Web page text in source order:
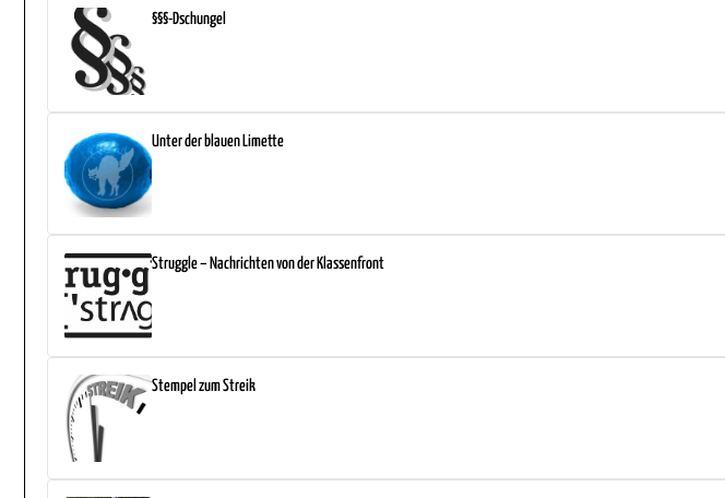
§§§-Dschungel
Unter der blauen Limette
Struggle – Nachrichten von der Klassenfront
Stempel zum Streik